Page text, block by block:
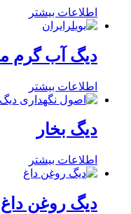
اطلاعات بیشتر
دیگ آب گرم
اطلاعات بیشتر
دیگ بخار
اطلاعات بیشتر
دیگ روغن داغ